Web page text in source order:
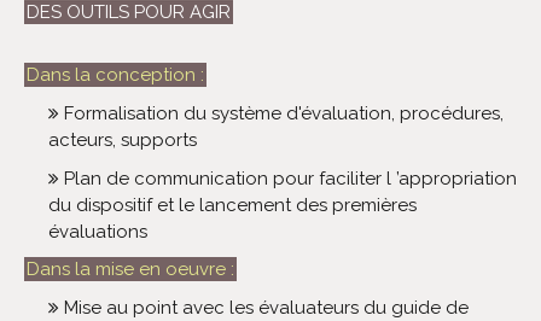
DES OUTILS POUR AGIR
Dans la conception :
Formalisation du système d'évaluation, procédures,
acteurs, supports
Plan de communication pour faciliter l ’appropriation
du dispositif et le lancement des premières
évaluations
Dans la mise en oeuvre :
Mise au point avec les évaluateurs du guide de